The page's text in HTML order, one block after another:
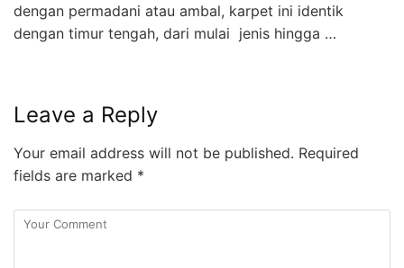
dengan permadani atau ambal, karpet ini identik
dengan timur tengah, dari mulai jenis hingga …
Leave a Reply
Your email address will not be published. Required
fields are marked *